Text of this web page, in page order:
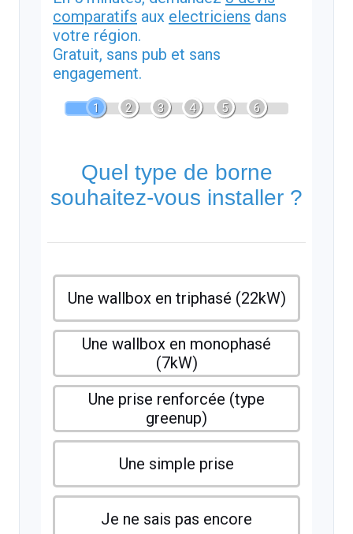
comparatifs aux electriciens dans
votre région.
Gratuit, sans pub et sans
engagement.
1 2 3 4 5 6
Quel type de borne
souhaitez-vous installer ?
Une wallbox en triphasé (22kW)
Une wallbox en monophasé
(7kW)
Une prise renforcée (type
greenup)
Une simple prise
Je ne sais pas encore